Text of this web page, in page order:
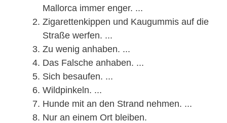
Mallorca immer enger. ...
Zigarettenkippen und Kaugummis auf die
Straße werfen. ...
Zu wenig anhaben. ...
Das Falsche anhaben. ...
Sich besaufen. ...
Wildpinkeln. ...
Hunde mit an den Strand nehmen. ...
Nur an einem Ort bleiben.